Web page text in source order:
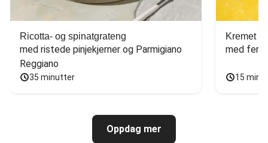
Ricotta- og spinatgrateng
med ristede pinjekjerner og Parmigiano
Reggiano
35 minutter
Kremet
med
15
Oppdag mer